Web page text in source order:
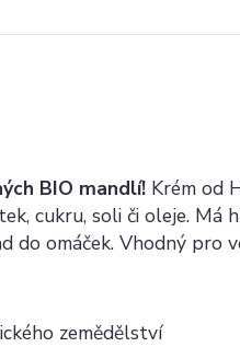
BIO mandlí! Krém od
cukru, soli či oleje. Má
do omáček. Vhodný pro
zemědělství